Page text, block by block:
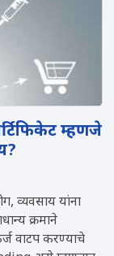
म्हणजे
व्यवसाय यांना
क्रमाने
वाटप करण्याचे